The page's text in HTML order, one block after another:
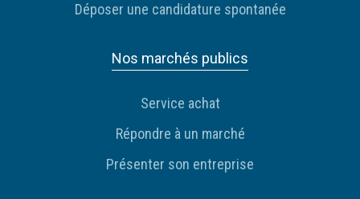
Déposer une candidature spontanée
Nos marchés publics
Service achat
Répondre à un marché
Présenter son entreprise